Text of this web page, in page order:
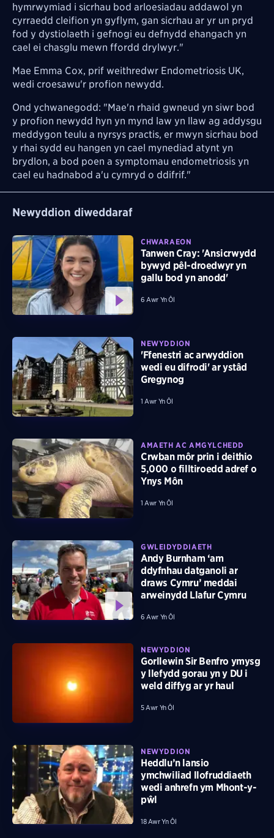
hymrwymiad i sicrhau bod arloesiadau addawol yn
cyrraedd cleifion yn gyflym, gan sicrhau ar yr un pryd
fod y dystiolaeth i gefnogi eu defnydd ehangach yn
cael ei chasglu mewn ffordd drylwyr."
Mae Emma Cox, prif weithredwr Endometriosis UK,
wedi croesawu'r profion newydd.
Ond ychwanegodd: "Mae'n rhaid gwneud yn siwr bod
y profion newydd hyn yn mynd law yn llaw ag addysgu
meddygon teulu a nyrsys practis, er mwyn sicrhau bod
y rhai sydd eu hangen yn cael mynediad atynt yn
brydlon, a bod poen a symptomau endometriosis yn
cael eu hadnabod a'u cymryd o ddifrif."
Newyddion diweddaraf
CHWARAEON
Tanwen Cray: 'Ansicrwydd
bywyd pêl-droedwyr yn
gallu bod yn anodd'
6 Awr Yn Ôl
NEWYDDION
'Ffenestri ac arwyddion
wedi eu difrodi' ar ystâd
Gregynog
1 Awr Yn Ôl
AMAETH AC AMGYLCHEDD
Crwban môr prin i deithio
5,000 o filltiroedd adref o
Ynys Môn
1 Awr Yn Ôl
GWLEIDYDDIAETH
Andy Burnham ‘am
ddyfnhau datganoli ar
draws Cymru’ meddai
arweinydd Llafur Cymru
6 Awr Yn Ôl
NEWYDDION
Gorllewin Sir Benfro ymysg
y llefydd gorau yn y DU i
weld diffyg ar yr haul
5 Awr Yn Ôl
NEWYDDION
Heddlu’n lansio
ymchwiliad llofruddiaeth
wedi anhrefn ym Mhont-y-
pŵl
18 Awr Yn Ôl